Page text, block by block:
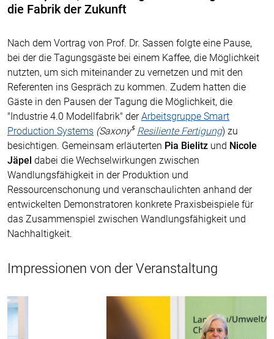
die Fabrik der Zukunft
Nach dem Vortrag von Prof. Dr. Sassen folgte eine Pause,
bei der die Tagungsgäste bei einem Kaffee, die Möglichkeit
nutzten, um sich miteinander zu vernetzen und mit den
Referenten ins Gespräch zu kommen. Zudem hatten die
Gäste in den Pausen der Tagung die Möglichkeit, die
"Industrie 4.0 Modellfabrik" derArbeitsgruppe Smart
Production Systems (Saxony⁵ Resiliente Fertigung) zu
besichtigen. Gemeinsam erläuterten Pia Bielitz und Nicole
Jäpel dabei die Wechselwirkungen zwischen
Wandlungsfähigkeit in der Produktion und
Ressourcenschonung und veranschaulichten anhand der
entwickelten Demonstratoren konkrete Praxisbeispiele für
das Zusammenspiel zwischen Wandlungsfähigkeit und
Nachhaltigkeit.
Impressionen von der Veranstaltung